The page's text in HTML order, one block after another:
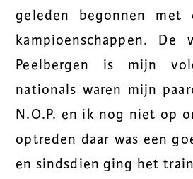
geleden begonnen met
kampioenschappen.
Peelbergen is mijn
nationals waren mijn
N.O.P. en ik nog niet op
optreden daar was een
en sindsdien ging het